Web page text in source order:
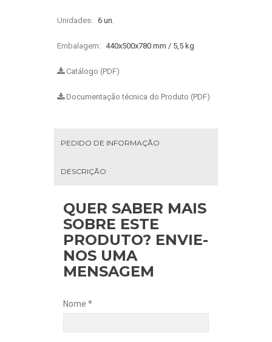
Unidades: 6 un.
Embalagem: 440x500x780 mm / 5,5 kg
Catálogo (PDF)
Documentação técnica do Produto (PDF)
PEDIDO DE INFORMAÇÃO
DESCRIÇÃO
QUER SABER MAIS
SOBRE ESTE
PRODUTO? ENVIE-
NOS UMA
MENSAGEM
Nome *